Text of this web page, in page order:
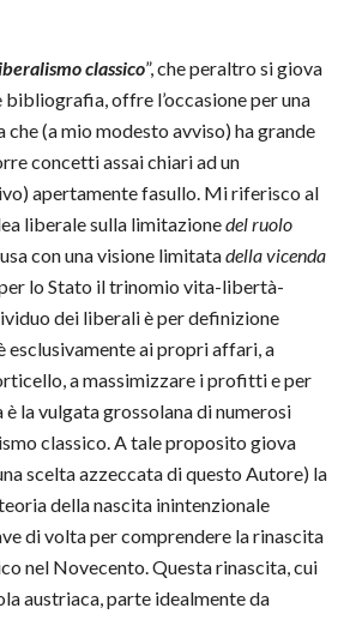
classico”, che peraltro si giova
offre l’occasione per una
(a mio modesto avviso) ha grande
concetti assai chiari ad un
apertamente fasullo. Mi riferisco al
liberale sulla limitazionedel ruolo
con una visione limitatadella vicenda
per lo Stato il trinomio vita-libertà-
dei liberali è per definizione
esclusivamente ai propri affari, a
a massimizzare i profitti e per
è la vulgata grossolana di numerosi
classico. A tale proposito giova
scelta azzeccata di questo Autore) la
della nascita inintenzionale
di volta per comprendere la rinascita
nel Novecento. Questa rinascita, cui
austriaca, parte idealmente da